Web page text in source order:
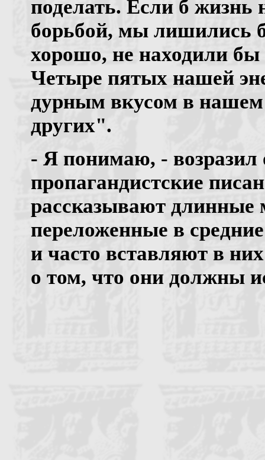
поделать. Если б
борьбой, мы лишились
хорошо, не находили бы
Четыре пятых нашей
дурным вкусом в нашем
других".
- Я понимаю, - возразил
пропагандистские
рассказывают длинные
переложенные в
и часто вставляют в
о том, что они должны